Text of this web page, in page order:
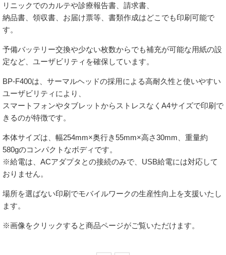
リニックでのカルテや診療報告書、請求書、
納品書、領収書、お届け票等、書類作成はどこでも印刷可能で
す。
予備バッテリー交換や少ない枚数からでも補充が可能な用紙の設
定など、ユーザビリティを確保しています。
BP-F400は、サーマルヘッドの採用による高耐久性と使いやすい
ユーザビリティにより、
スマートフォンやタブレットからストレスなくA4サイズで印刷で
きるのが特徴です。
本体サイズは、幅254mm×奥行き55mm×高さ30mm、重量約
580gのコンパクトなボディです。
※給電は、ACアダプタとの接続のみで、USB給電には対応して
おりません。
場所を選ばない印刷でモバイルワークの生産性向上を支援いたし
ます。
※画像をクリックすると商品ページがご覧いただけます。